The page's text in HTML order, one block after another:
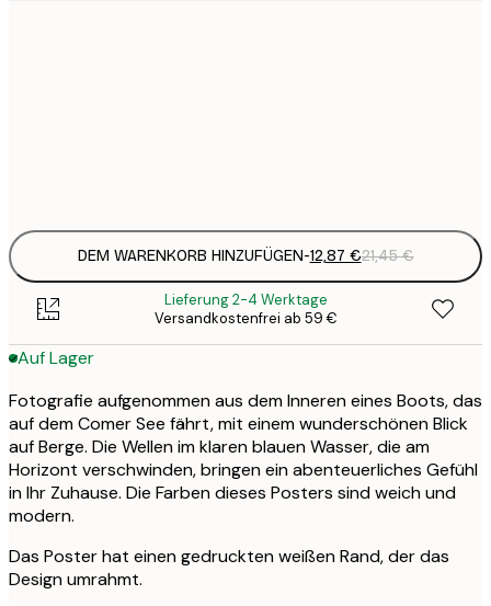
DEM WARENKORB HINZUFÜGEN-12,87 €21,45 €
Lieferung 2-4 Werktage
Versandkostenfrei ab 59 €
Auf Lager
Fotografie aufgenommen aus dem Inneren eines Boots, das
auf dem Comer See fährt, mit einem wunderschönen Blick
auf Berge. Die Wellen im klaren blauen Wasser, die am
Horizont verschwinden, bringen ein abenteuerliches Gefühl
in Ihr Zuhause. Die Farben dieses Posters sind weich und
modern.
Das Poster hat einen gedruckten weißen Rand, der das
Design umrahmt.